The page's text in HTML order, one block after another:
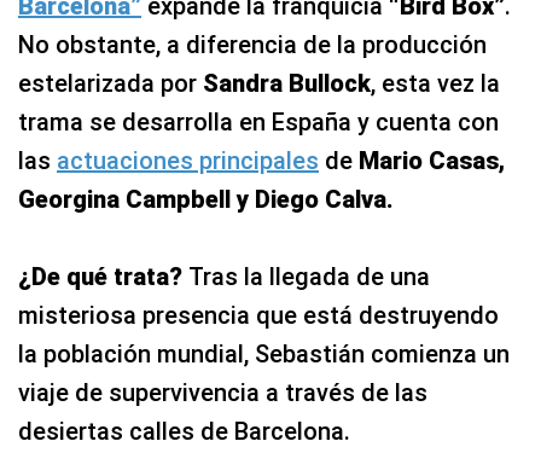
Barcelona” expande la franquicia “Bird Box”.
No obstante, a diferencia de la producción
estelarizada por Sandra Bullock, esta vez la
trama se desarrolla en España y cuenta con
las actuaciones principales de Mario Casas,
Georgina Campbell y Diego Calva.
¿De qué trata? Tras la llegada de una
misteriosa presencia que está destruyendo
la población mundial, Sebastián comienza un
viaje de supervivencia a través de las
desiertas calles de Barcelona.